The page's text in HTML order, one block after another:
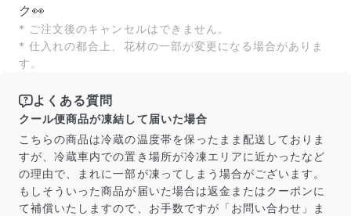
ク👀
* ご注文後のキャンセルはできません。
* 仕入れの都合上、花材の一部が変更になる場合がありま
す。
よくある質問
クール便商品が凍結して届いた場合
こちらの商品は冷蔵の温度帯を保ったまま配送しておりま
すが、冷蔵車内での置き場所が冷凍エリアに近かったなど
の理由で、まれに一部が凍ってしまう場合がございます。
もしそういった商品が届いた場合は返金またはクーポンに
て補償いたしますので、お手数ですが「お問い合わせ」ま